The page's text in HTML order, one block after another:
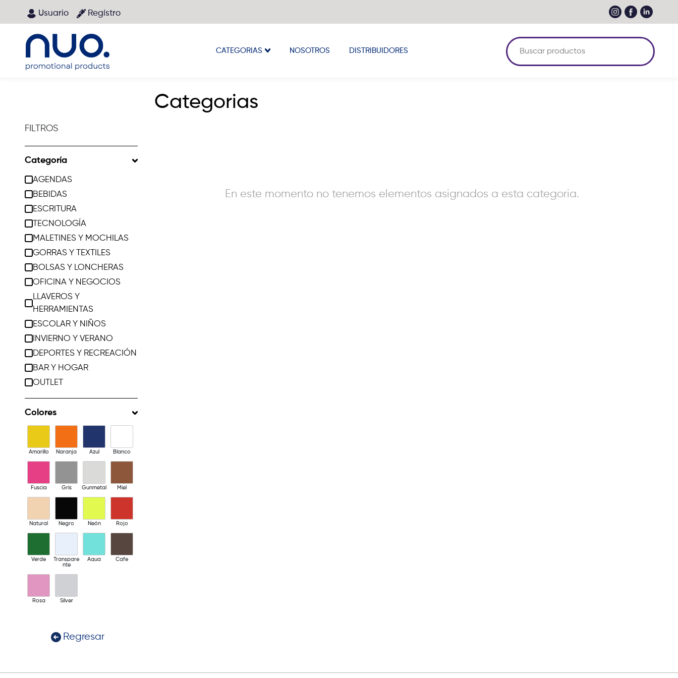
Usuario Regístro
CATEGORIAS NOSOTROS DISTRIBUIDORES
Categorias
FILTROS
Categoría
AGENDAS
BEBIDAS
ESCRITURA
TECNOLOGÍA
MALETINES Y MOCHILAS
GORRAS Y TEXTILES
BOLSAS Y LONCHERAS
OFICINA Y NEGOCIOS
LLAVEROS Y
HERRAMIENTAS
ESCOLAR Y NIÑOS
INVIERNO Y VERANO
DEPORTES Y RECREACIÓN
BAR Y HOGAR
OUTLET
Colores
Amarillo Naranja Azul Blanco
Fuscia Gris Gunmetal Miel
Natural Negro Neón Rojo
Verde
Transpare
nte
Aqua Cafe
Rosa Silver
En este momento no tenemos elementos asignados a esta categoria.
Regresar